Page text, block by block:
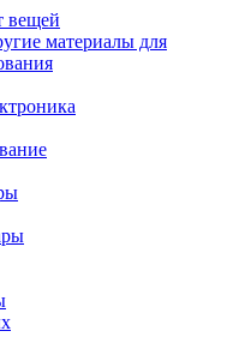
вещей
материалы для